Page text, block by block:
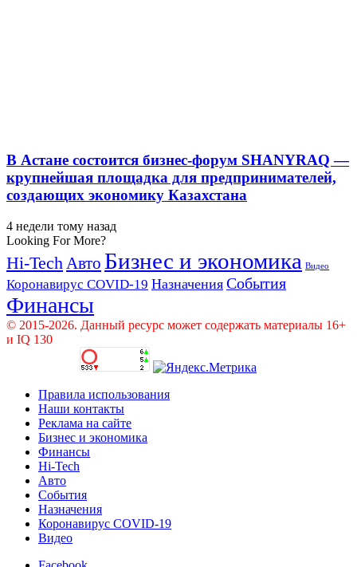
В Астане состоится бизнес-форум SHANYRAQ —
крупнейшая площадка для предпринимателей,
создающих экономику Казахстана
4 недели тому назад
Looking For More?
Hi-Tech Авто Бизнес и экономика Видео
Коронавирус COVID-19 Назначения События
Финансы
© 2015-2026. Данный ресурс может содержать материалы 16+
и IQ 130
Правила использования
Наши контакты
Реклама на сайте
Бизнес и экономика
Финансы
Hi-Tech
Авто
События
Назначения
Коронавирус COVID-19
Видео